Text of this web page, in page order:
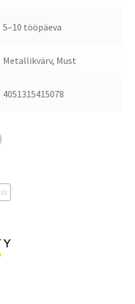
5–10 tööpäeva
Metallikvärv, Must
4051315415078